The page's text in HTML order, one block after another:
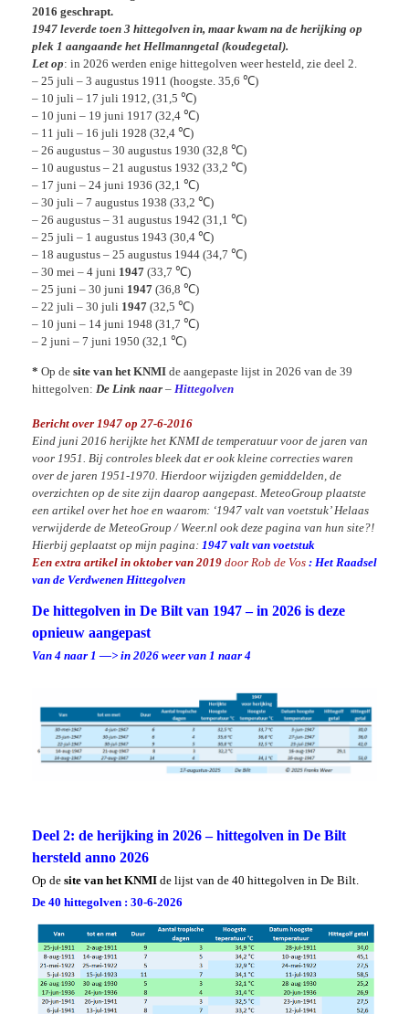
2016 geschrapt.
1947 leverde toen 3 hittegolven in, maar kwam na de herijking op
plek 1 aangaande het Hellmanngetal (koudegetal).
Let op: in 2026 werden enige hittegolven weer hesteld, zie deel 2.
– 25 juli – 3 augustus 1911 (hoogste. 35,6 ℃)
– 10 juli – 17 juli 1912, (31,5 ℃)
– 10 juni – 19 juni 1917 (32,4 ℃)
– 11 juli – 16 juli 1928 (32,4 ℃)
– 26 augustus – 30 augustus 1930 (32,8 ℃)
– 10 augustus – 21 augustus 1932 (33,2 ℃)
– 17 juni – 24 juni 1936 (32,1 ℃)
– 30 juli – 7 augustus 1938 (33,2 ℃)
– 26 augustus – 31 augustus 1942 (31,1 ℃)
– 25 juli – 1 augustus 1943 (30,4 ℃)
– 18 augustus – 25 augustus 1944 (34,7 ℃)
– 30 mei – 4 juni 1947 (33,7 ℃)
– 25 juni – 30 juni 1947 (36,8 ℃)
– 22 juli – 30 juli 1947 (32,5 ℃)
– 10 juni – 14 juni 1948 (31,7 ℃)
– 2 juni – 7 juni 1950 (32,1 ℃)
* Op de site van het KNMI de aangepaste lijst in 2026 van de 39
hittegolven: De Link naar – Hittegolven
Bericht over 1947 op 27-6-2016
Eind juni 2016 herijkte het KNMI de temperatuur voor de jaren van
voor 1951. Bij controles bleek dat er ook kleine correcties waren
over de jaren 1951-1970. Hierdoor wijzigden gemiddelden, de
overzichten op de site zijn daarop aangepast. MeteoGroup plaatste
een artikel over het hoe en waarom: ‘1947 valt van voetstuk’ Helaas
verwijderde de MeteoGroup / Weer.nl ook deze pagina van hun site?!
Hierbij geplaatst op mijn pagina: 1947 valt van voetstuk
Een extra artikel in oktober van 2019 door Rob de Vos : Het Raadsel
van de Verdwenen Hittegolven
De hittegolven in De Bilt van 1947 – in 2026 is deze
opnieuw aangepast
Van 4 naar 1 —> in 2026 weer van 1 naar 4
Deel 2: de herijking in 2026 – hittegolven in De Bilt
hersteld anno 2026
Op de site van het KNMI de lijst van de 40 hittegolven in De Bilt.
De 40 hittegolven : 30-6-2026